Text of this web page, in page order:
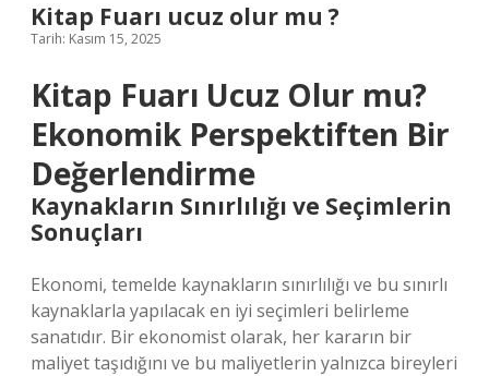
Kitap Fuarı ucuz olur mu ?
Tarih: Kasım 15, 2025
Kitap Fuarı Ucuz Olur mu?
Ekonomik Perspektiften Bir
Değerlendirme
Kaynakların Sınırlılığı ve Seçimlerin
Sonuçları
Ekonomi, temelde kaynakların sınırlılığı ve bu sınırlı
kaynaklarla yapılacak en iyi seçimleri belirleme
sanatıdır. Bir ekonomist olarak, her kararın bir
maliyet taşıdığını ve bu maliyetlerin yalnızca bireyleri